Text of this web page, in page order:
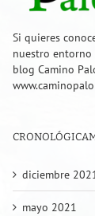
Si quieres
nuestro entorno
blog Camino
diciembre
mayo 2021